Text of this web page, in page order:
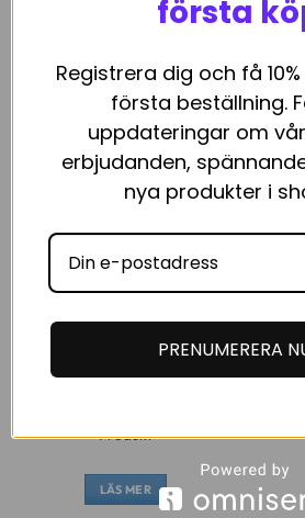
Grollz Rullpapper – Green
Hemp Lady Organic
29kr
LÄS MER
Produkt
LÄS MER
första
Registrera dig och få
första beställning.
uppdateringar om
erbjudanden,
nya produkter i
PRENUMERERA